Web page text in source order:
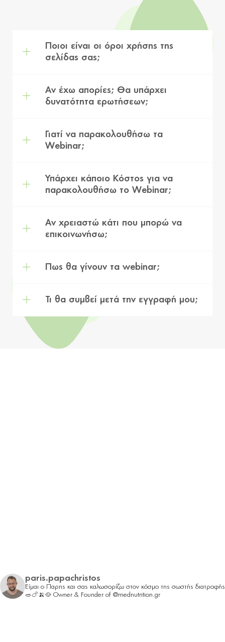
Ποιοι είναι οι όροι χρήσης της
σελίδας σας;
Αν έχω απορίες; Θα υπάρχει
δυνατότητα ερωτήσεων;
Γιατί να παρακολουθήσω τα
Webinar;
Υπάρχει κάποιο Κόστος για να
παρακολουθήσω το Webinar;
Αν χρειαστώ κάτι που μπορώ να
επικοινωνήσω;
Πως θα γίνουν τα webinar;
Τι θα συμβεί μετά την εγγραφή μου;
paris.papachristos
Είμαι ο Παρης και σας καλωσορίζω στον κόσμο της σωστής διατροφής
🥗🍗🍌🥘 Owner & Founder of @mednutrition.gr